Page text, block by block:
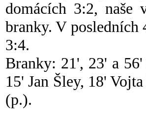
domácích 3:2, naše
branky. V
3:4.
Branky: 21', 23' a
15' Jan Šley, 18'
(p.).